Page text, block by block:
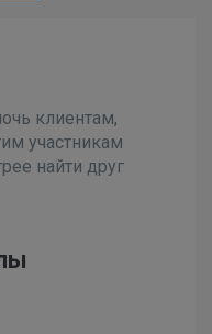
клиентам,
участникам
найти друг